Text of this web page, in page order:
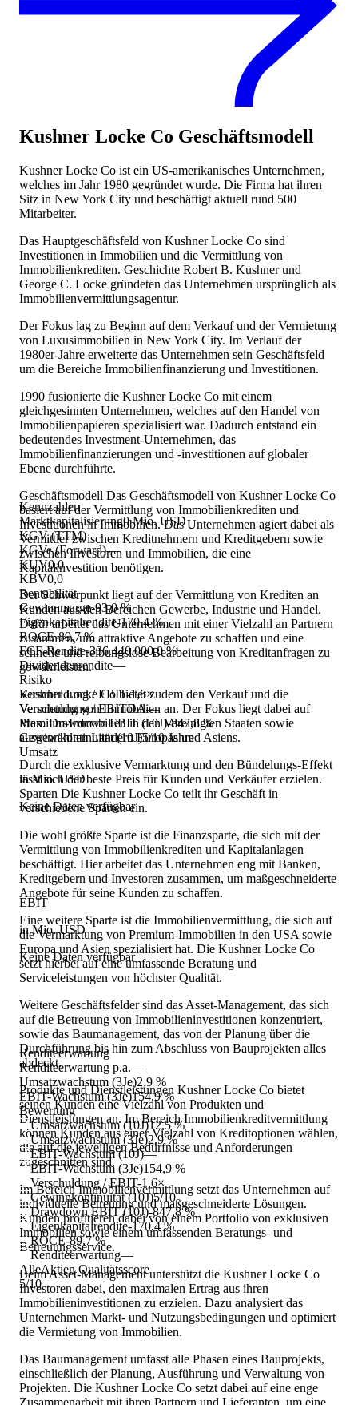
Kennzahlen
Marktkapitalisierung0 Mio. USD
KGV (TTM)—
KGVe (Forward)—
KUV0,0
KBV0,0
Rentabilität
Gewinnmarge-93,0 %
Eigenkapitalrendite-170,4 %
ROCE-89,7 %
FCF-Rendite-336.440.000,0 %
Dividendenrendite—
Risiko
Verschuldung / EBIT-1,6×
Verschuldung / EBITDA—
Max. Drawdown EBIT (10J)-847,8 %
Gewinnkontinuität (10J)5/10 Jahre
Umsatz
in Mio. USD
Keine Daten verfügbar
EBIT
in Mio. USD
Keine Daten verfügbar
Renditeerwartung
Renditeerwartung p.a.—
Umsatzwachstum (3Je)2,9 %
EBIT-Wachstum (3Je)154,9 %
Bewertung
Umsatzwachstum (10J)12,5 %
Umsatzwachstum (3Je)2,9 %
EBIT-Wachstum (10J)—
EBIT-Wachstum (3Je)154,9 %
Verschuldung / EBIT-1,6×
Gewinnkontinuität (10J)5/10
Drawdown EBIT (10J)-847,8 %
Eigenkapitalrendite-170,4 %
ROCE-89,7 %
Renditeerwartung—
AlleAktien Qualitätsscore
5/10
Kushner Locke Co Geschäftsmodell
Kushner Locke Co ist ein US-amerikanisches Unternehmen,
welches im Jahr 1980 gegründet wurde. Die Firma hat ihren
Sitz in New York City und beschäftigt aktuell rund 500
Mitarbeiter.
Das Hauptgeschäftsfeld von Kushner Locke Co sind
Investitionen in Immobilien und die Vermittlung von
Immobilienkrediten. Geschichte Robert B. Kushner und
George C. Locke gründeten das Unternehmen ursprünglich als
Immobilienvermittlungsagentur.
Der Fokus lag zu Beginn auf dem Verkauf und der Vermietung
von Luxusimmobilien in New York City. Im Verlauf der
1980er-Jahre erweiterte das Unternehmen sein Geschäftsfeld
um die Bereiche Immobilienfinanzierung und Investitionen.
1990 fusionierte die Kushner Locke Co mit einem
gleichgesinnten Unternehmen, welches auf den Handel von
Immobilienpapieren spezialisiert war. Dadurch entstand ein
bedeutendes Investment-Unternehmen, das
Immobilienfinanzierungen und -investitionen auf globaler
Ebene durchführte.
Geschäftsmodell Das Geschäftsmodell von Kushner Locke Co
basiert auf der Vermittlung von Immobilienkrediten und
Investitionen in Immobilien. Das Unternehmen agiert dabei als
Vermittler zwischen Kreditnehmern und Kreditgebern sowie
zwischen Investoren und Immobilien, die eine
Kapitalinvestition benötigen.
Der Schwerpunkt liegt auf der Vermittlung von Krediten an
Kunden aus den Bereichen Gewerbe, Industrie und Handel.
Dafür arbeitet das Unternehmen mit einer Vielzahl an Partnern
zusammen, um attraktive Angebote zu schaffen und eine
schnelle und reibungslose Bearbeitung von Kreditanfragen zu
gewährleisten.
Kushner Locke Co bietet zudem den Verkauf und die
Vermietung von Immobilien an. Der Fokus liegt dabei auf
Premium-Immobilien in den Vereinigten Staaten sowie
ausgewählten Ländern Europas und Asiens.
Durch die exklusive Vermarktung und den Bündelungs-Effekt
lässt sich der beste Preis für Kunden und Verkäufer erzielen.
Sparten Die Kushner Locke Co teilt ihr Geschäft in
verschiedene Sparten ein.
Die wohl größte Sparte ist die Finanzsparte, die sich mit der
Vermittlung von Immobilienkrediten und Kapitalanlagen
beschäftigt. Hier arbeitet das Unternehmen eng mit Banken,
Kreditgebern und Investoren zusammen, um maßgeschneiderte
Angebote für seine Kunden zu schaffen.
Eine weitere Sparte ist die Immobilienvermittlung, die sich auf
die Vermarktung von Premium-Immobilien in den USA sowie
Europa und Asien spezialisiert hat. Die Kushner Locke Co
setzt hierbei auf eine umfassende Beratung und
Serviceleistungen von höchster Qualität.
Weitere Geschäftsfelder sind das Asset-Management, das sich
auf die Betreuung von Immobilieninvestitionen konzentriert,
sowie das Baumanagement, das von der Planung über die
Durchführung bis hin zum Abschluss von Bauprojekten alles
abdeckt.
Produkte und Dienstleistungen Kushner Locke Co bietet
seinen Kunden eine Vielzahl von Produkten und
Dienstleistungen an. Im Bereich Immobilienkreditvermittlung
können Kunden aus einer Vielzahl von Kreditoptionen wählen,
die auf die jeweiligen Bedürfnisse und Anforderungen
zugeschnitten sind.
Im Bereich Immobilienvermittlung setzt das Unternehmen auf
individuelle Betreuung und maßgeschneiderte Lösungen.
Kunden profitieren dabei von einem Portfolio von exklusiven
Immobilien sowie einem umfassenden Beratungs- und
Betreuungsservice.
Beim Asset-Management unterstützt die Kushner Locke Co
Investoren dabei, den maximalen Ertrag aus ihren
Immobilieninvestitionen zu erzielen. Dazu analysiert das
Unternehmen Markt- und Nutzungsbedingungen und optimiert
die Vermietung von Immobilien.
Das Baumanagement umfasst alle Phasen eines Bauprojekts,
einschließlich der Planung, Ausführung und Verwaltung von
Projekten. Die Kushner Locke Co setzt dabei auf eine enge
Zusammenarbeit mit ihren Partnern und Lieferanten, um eine